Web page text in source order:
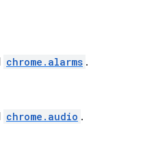
chrome.alarms .
chrome.audio .